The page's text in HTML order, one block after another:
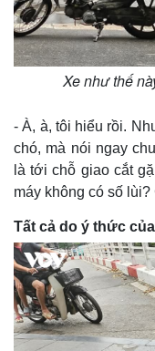
Xe như thế
- À, à, tôi hiểu rồi.
chó, mà nói ngay
là tới chỗ giao cắt
máy không có số lùi?
Tất cả do ý thức